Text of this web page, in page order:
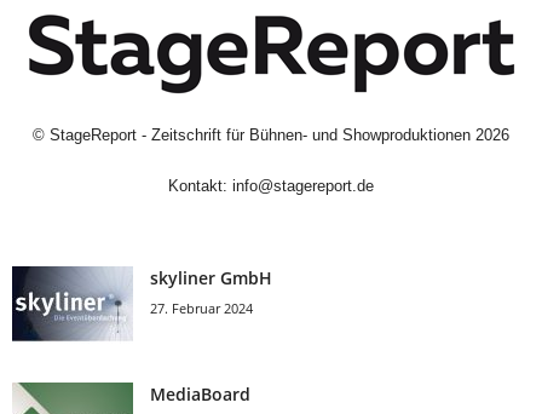
© StageReport - Zeitschrift für Bühnen- und Showproduktionen 2026
Kontakt: info@stagereport.de
skyliner GmbH
27. Februar 2024
MediaBoard